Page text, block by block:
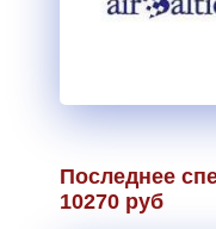
Последнее
10270 руб